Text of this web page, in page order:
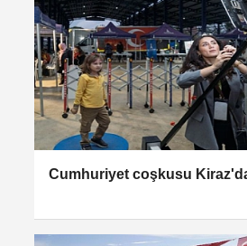
Cumhuriyet coşkusu